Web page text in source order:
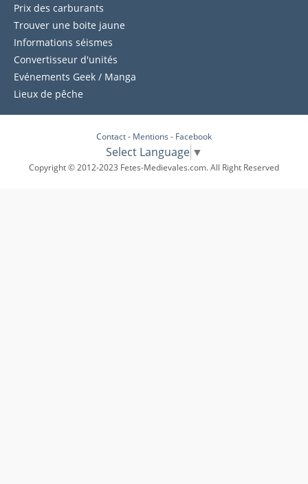
Prix des carburants
Trouver une boite jaune
Informations séismes
Convertisseur d'unités
Evénements Geek / Manga
Lieux de pêche
Contact- Mentions - Facebook
Select Language ▼
Copyright © 2012-2023 Fetes-Medievales.com. All Right Reserved